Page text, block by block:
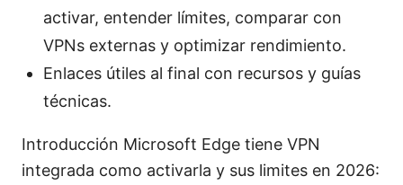
activar, entender límites, comparar con
VPNs externas y optimizar rendimiento.
Enlaces útiles al final con recursos y guías
técnicas.
Introducción Microsoft Edge tiene VPN
integrada como activarla y sus limites en 2026: